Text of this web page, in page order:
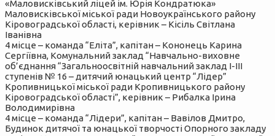
«Маловисківський ліцей ім. Юрія Кондратюка»
Маловисківської міської ради Новоукраїнського району
Кіровоградської області, керівник – Кісіль Світлана
Іванівна
4 місце – команда “Еліта”, капітан – Кононець Карина
Сергіївна, Комунальний заклад “Навчально-виховне
об’єднання “Загальноосвітній навчальний заклад І-ІІІ
ступенів № 16 – дитячий юнацький центр “Лідер”
Кропивницької міської ради Кропивницького району
Кіровоградської області”, керівник – Рибалка Ірина
Володимирівна
4 місце – команда “Лідери”, капітан – Вавілов Дмитро,
Будинок дитячої та юнацької творчості Опорного закладу